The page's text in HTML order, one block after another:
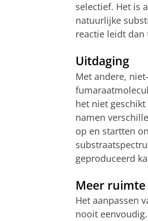
selectief. Het is
natuurlijke
reactie leidt
Uitdaging
Met andere,
het niet
namen
op en startten
geproduceerd
Meer ruimte
Het aanpassen
nooit